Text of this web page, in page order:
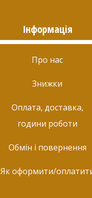
Інформація
Про нас
Знижки
Оплата, доставка,
години роботи
Обмін і повернення
Як оформити/